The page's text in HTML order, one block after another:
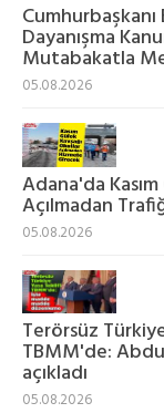
Dayanışma
Mutabakatla
05.08.2026
Adana'da
Açılmadan
05.08.2026
Terörsüz
TBMM'de:
açıkladı
05.08.2026